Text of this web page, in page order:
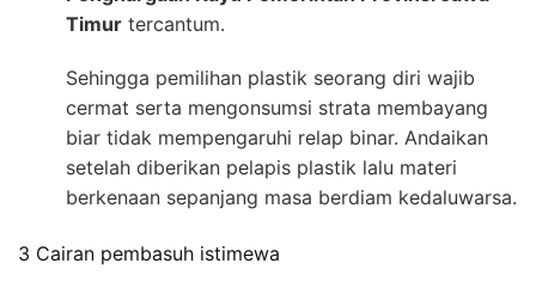
Timur tercantum.
Sehingga pemilihan plastik seorang diri wajib
cermat serta mengonsumsi strata membayang
biar tidak mempengaruhi relap binar. Andaikan
setelah diberikan pelapis plastik lalu materi
berkenaan sepanjang masa berdiam kedaluwarsa.
3 Cairan pembasuh istimewa